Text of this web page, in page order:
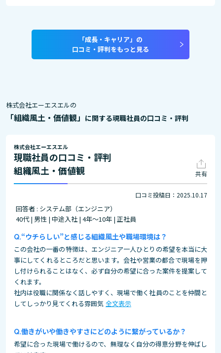
「成長・キャリア」の
口コミ・評判をもっと見る
株式会社エーエスエルの
「組織風土・価値観」 に関する現職社員の口コミ・評判
株式会社エーエスエル
現職社員の口コミ・評判
組織風土・価値観
共有
口コミ投稿日：2025.10.17
回答者 : システム部（エンジニア）
40代 | 男性 | 中途入社 | 4年～10年 | 正社員
“ウチらしい”と感じる組織風土や職場環境は？
この会社の一番の特徴は、エンジニア一人ひとりの希望を本当に大
事にしてくれるところだと思います。会社や営業の都合で現場を押
し付けられることはなく、必ず自分の希望に合った案件を提案して
くれます。
社内は役職に関係なく話しやすく、現場で働く社員のことを仲間と
してしっかり見てくれる雰囲気 全文表示
働きがいや働きやすさにどのように繋がっているか？
希望に合った現場で働けるので、無理なく自分の得意分野を伸ばし